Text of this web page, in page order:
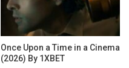
Once Upon a Time in a Cinema
(2026) By 1XBET